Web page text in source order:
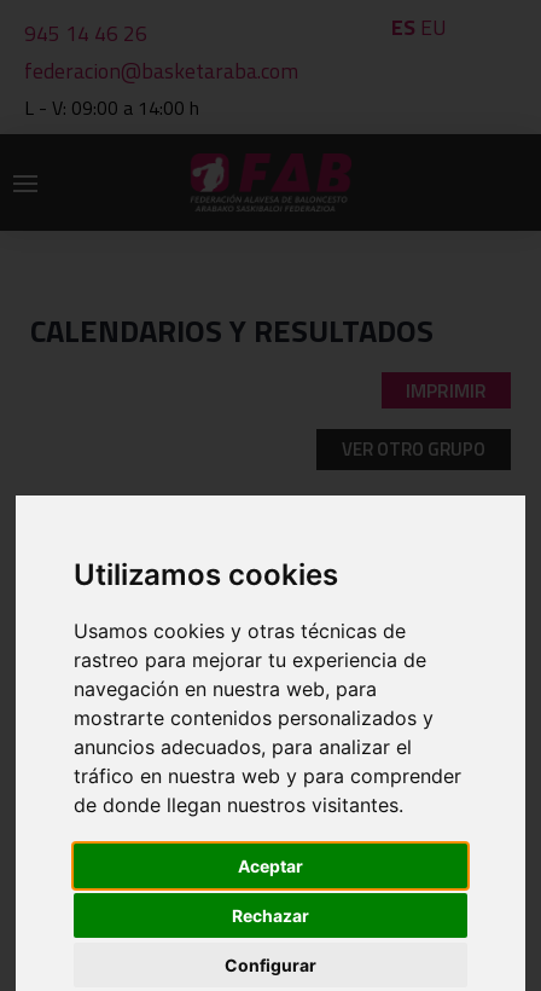
Utilizamos cookies
Usamos cookies y otras técnicas de
rastreo para mejorar tu experiencia de
navegación en nuestra web, para
mostrarte contenidos personalizados y
anuncios adecuados, para analizar el
tráfico en nuestra web y para comprender
de donde llegan nuestros visitantes.
Aceptar
Rechazar
Configurar
945 14 46 26
federacion@basketaraba.com
L - V: 09:00 a 14:00 h
ES EU
CALENDARIOS Y RESULTADOS
IMPRIMIR
VER OTRO GRUPO
GRUPO UNICO
NOMBRE:SAN PRUDENCIO C
CLUB:SAN PRUDENCIO
POBLACIÓN:
CAMPO:SAN PRUDENCIO
NOMBRE:URKIDE BAT
CLUB:URKIDE